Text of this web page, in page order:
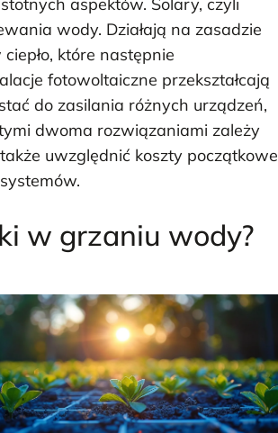
wody. Działają na zasadzie
które następnie
fotowoltaiczne przekształcają
do zasilania różnych urządzeń,
dwoma rozwiązaniami zależy
uwzględnić koszty początkowe
w grzaniu wody?